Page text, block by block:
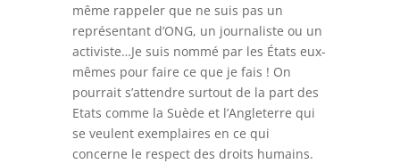
même rappeler que ne suis pas un
représentant d’ONG, un journaliste ou un
activiste…Je suis nommé par les États eux-
mêmes pour faire ce que je fais ! On
pourrait s’attendre surtout de la part des
Etats comme la Suède et l’Angleterre qui
se veulent exemplaires en ce qui
concerne le respect des droits humains.